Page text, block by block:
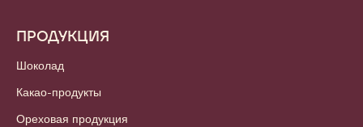
ПРОДУКЦИЯ
Шоколад
Какао-продукты
Ореховая продукция